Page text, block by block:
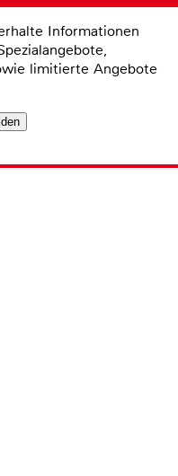
Informationen
limitierte Angebote